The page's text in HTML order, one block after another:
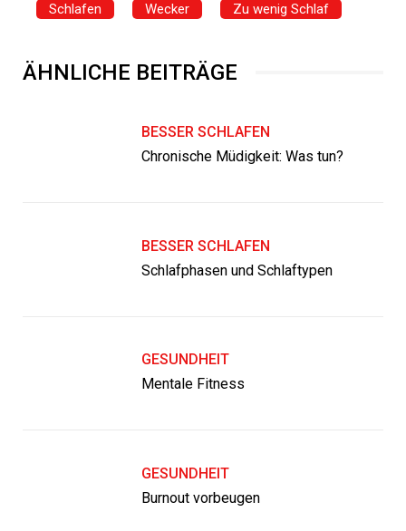
Schlafen
Wecker Zu wenig Schlaf
ÄHNLICHE BEITRÄGE
BESSER SCHLAFEN
Chronische Müdigkeit: Was tun?
BESSER SCHLAFEN
Schlafphasen und Schlaftypen
GESUNDHEIT
Mentale Fitness
GESUNDHEIT
Burnout vorbeugen